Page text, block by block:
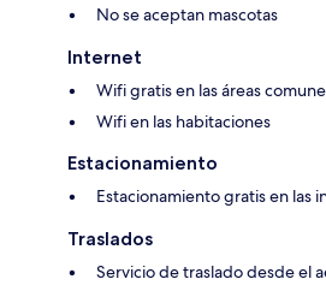
No se aceptan mascotas
Internet
Wifi gratis en las áreas
Wifi en las habitaciones
Estacionamiento
Estacionamiento gratis en las
Traslados
Servicio de traslado desde el